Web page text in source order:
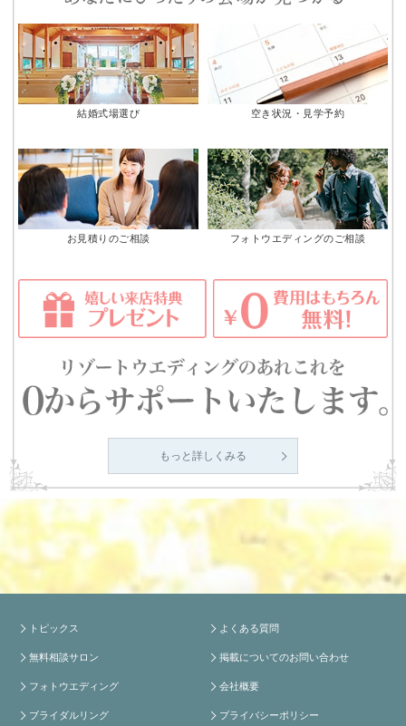
結婚式場選び 空き状況・見学予約
お見積りのご相談 フォトウエディングのご相談
もっと詳しくみる
トピックス
無料相談サロン
フォトウエディング
ブライダルリング
よくある質問
掲載についてのお問い合わせ
会社概要
プライバシーポリシー